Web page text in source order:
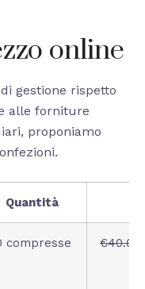
online
gestione rispetto
alle forniture
proponiamo
Quantità
compresse €40.00